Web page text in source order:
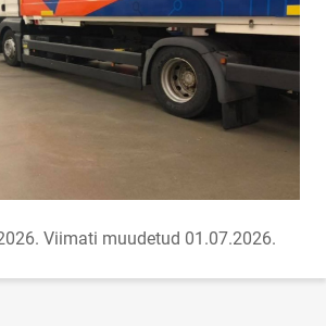
Viimati muudetud 01.07.2026.